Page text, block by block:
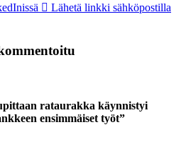
Lähetä linkki sähköpostilla
rataurakka käynnistyi
ensimmäiset työt”